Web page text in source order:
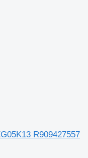
R909427557